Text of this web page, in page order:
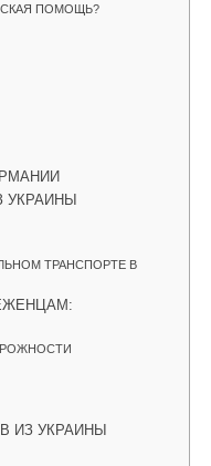
ПОМОЩЬ?
УКРАИНЫ
ТРАНСПОРТЕ В
ИЗ УКРАИНЫ